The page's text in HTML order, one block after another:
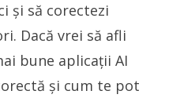
și să corectezi
Dacă vrei să afli
bune aplicații AI
și cum te pot